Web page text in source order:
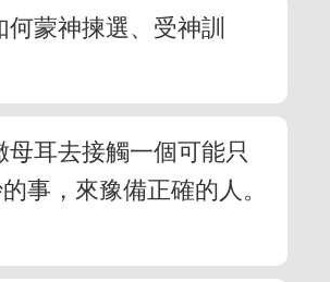
蒙神揀選、受神訓
耳去接觸一個可能只
事，來豫備正確的人。